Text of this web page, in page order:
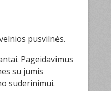
pusvilnės.
Pageidavimus
su jumis
suderinimui.